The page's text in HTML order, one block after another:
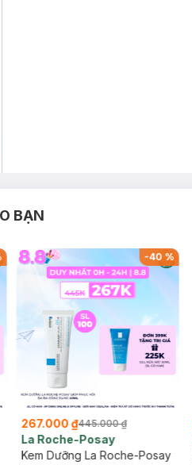
BẠN
-40 %
267.000 ₫445.000 ₫
La Roche-Posay
Kem Dưỡng La Roche-Posay